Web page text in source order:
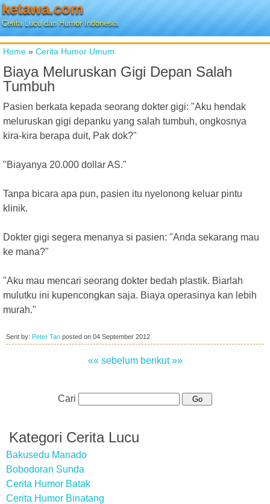
ketawa.com
Cerita Lucu dan Humor Indonesia
Home » Cerita Humor Umum
Biaya Meluruskan Gigi Depan Salah
Tumbuh
Pasien berkata kepada seorang dokter gigi: "Aku hendak
meluruskan gigi depanku yang salah tumbuh, ongkosnya
kira-kira berapa duit, Pak dok?"
"Biayanya 20.000 dollar AS."
Tanpa bicara apa pun, pasien itu nyelonong keluar pintu
klinik.
Dokter gigi segera menanya si pasien: "Anda sekarang mau
ke mana?"
"Aku mau mencari seorang dokter bedah plastik. Biarlah
mulutku ini kupencongkan saja. Biaya operasinya kan lebih
murah."
Sent by: Peter Tan posted on 04 September 2012
«« sebelum berikut »»
Cari
Kategori Cerita Lucu
Bakusedu Manado
Bobodoran Sunda
Cerita Humor Batak
Cerita Humor Binatang